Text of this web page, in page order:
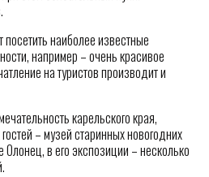
наиболее известные
например – очень красивое
на туристов производит и
карельского края,
– музей старинных новогодних
Олонец, в его экспозиции – несколько